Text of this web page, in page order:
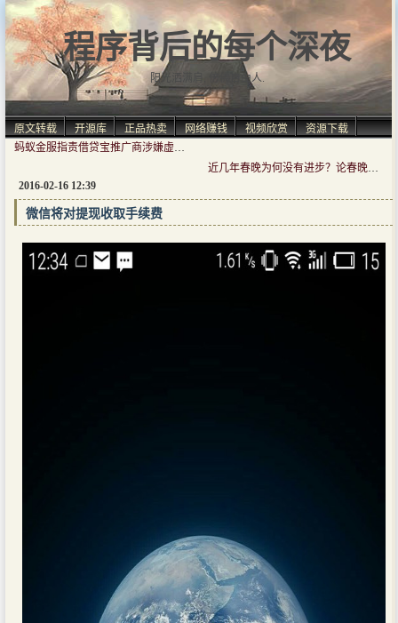
程序背后的每个深夜
阳光洒满肩, 仿佛自由人.
原文转载 开源库 正品热卖 网络赚钱 视频欣赏
资源下载
蚂蚁金服指责借贷宝推广商涉嫌虚假宣传
近几年春晚为何没有进步？论春晚难做根本原因
2016-02-16 12:39
微信将对提现收取手续费